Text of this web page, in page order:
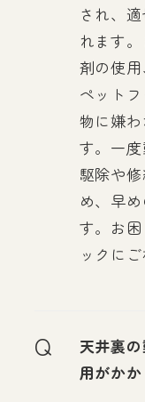
され、
れます
剤の使
ペット
物に嫌
す。一度
駆除や
め、早
す。お
ックに
Q
天井裏
用がか